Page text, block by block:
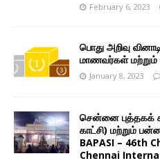
February 6, 2023
பொது அறிவு
மாணவர்கள் மற்றும்
January 8, 2023
சென்னை புத்தகக்
காட்சி) மற்றும்
BAPASI – 46th
Chennai